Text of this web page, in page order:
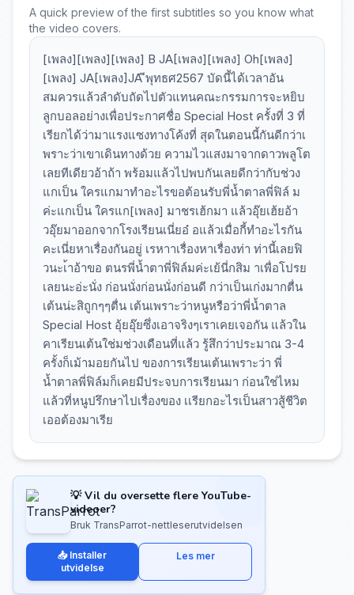
A quick preview of the first subtitles so you know what
the video covers.
[เพลง][เพลง][เพลง] B JA[เพลง][เพลง] Oh[เพลง]
[เพลง] JA[เพลง]JA ีพุทธศ2567 บัดนี้ได้เวลาอัน
สมควรแล้วลำดับถัดไปตัวแทนคณะกรรมการจะหยิบ
ลูกบอลอย่างเพื่อประกาศชื่อ Special Host ครั้งที่ 3 ที่
เรียกได้ว่ามาแรงแซงทางโค้งที่ สุดในตอนนี้กันดีกว่าเ
พราะว่าเขาเดินทางด้วย ความไวแสงมาจากดาวพลูโต
เลยทีเดียวอ้าถ้า พร้อมแล้วไปพบกันเลยดีกว่ากับช่วง
แกเป็น ใครแกมาทำอะไรขอต้อนรับพี่น้ำตาลพี่ฟิล์ ม
ค่ะแกเป็น ใครแก[เพลง] มาชรเฮ้กมา แล้วอุ๊ยเฮ้ยอ้า
วอุ๊ยมาออกจากโรงเรียนเนี่ยอ๋ อแล้วเมื่อกี้ทำอะไรกัน
คะเนี่ยหาเรื่องกันอยู่ เรหาาเรื่องหาเรื่องท่า ท่านี้เลยฟิ
วนะเ้าอ้าขอ ตนรพี่น้ำตาพี่ฟิล์มค่ะเย้นี่กสิม าเพื่อโปรย
เลยนะอ่ะนั่ง ก่อนนั่งก่อนนั่งก่อนดี กว่าเป็นเก่งมากตื่น
เต้นน่ะสิถูกๆๆตื่น เต้นเพราะว่าหนูหรือว่าพี่น้ำตาล
Special Host อุ้ยอุ๊ยซึ่งเอาจริงๆเราเคยเจอกัน แล้วใน
คาเรียนเต้นใช่มช่วงเดือนที่แล้ว รู้สึกว่าประมาณ 3-4
ครั้งก็เม้ามอยกันไป ของการเรียนเต้นเพราะว่า พี่
น้ำตาลพี่ฟิล์มก็เคยมีประจบการเรียนมา ก่อนใช่ไหม
แล้วที่หนูปรึกษาไปเรื่องของ เเรียกอะไรเป็นสาวสู้ชีวิต
เออต้องมาเรีย
💡 Vil du oversette flere YouTube-
videoer?
Bruk TransParrot-nettleserutvidelsen
📥 Installer
utvidelse
Les mer